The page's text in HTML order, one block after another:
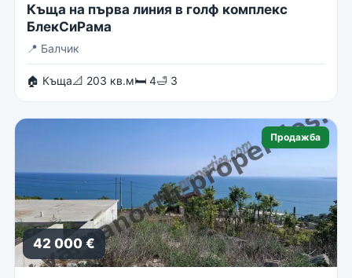
Къща на първа линия в голф комплекс
БлекСиРама
📍 Балчик
🏠 Къща📐 203 кв.м🛏 4🛁 3
Продажба
42 000 €